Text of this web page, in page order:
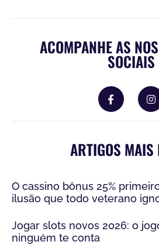
ACOMPANHE AS
SOCIAIS
ARTIGOS MAIS
O cassino bônus 25%
ilusão que todo veterano
Jogar slots novos 2026: o
ninguém te conta